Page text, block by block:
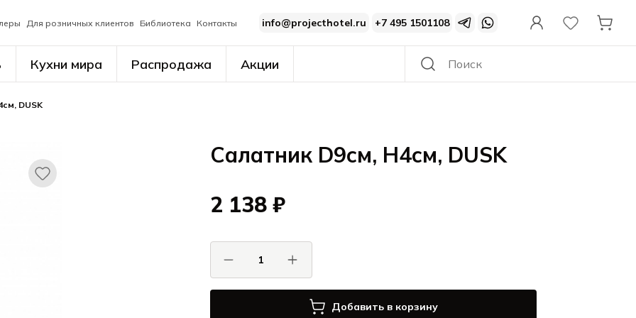
Для розничных клиентов Библиотека Контакты info@projecthotel.ru +7 495 1501108
Кухни мира Распродажа Акции
DUSK
Салатник D9см, H4см, DUSK
2 138 ₽
Добавить в корзину